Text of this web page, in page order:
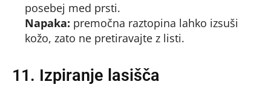
posebej med prsti.
Napaka: premočna raztopina lahko izsuši
kožo, zato ne pretiravajte z listi.
11. Izpiranje lasišča